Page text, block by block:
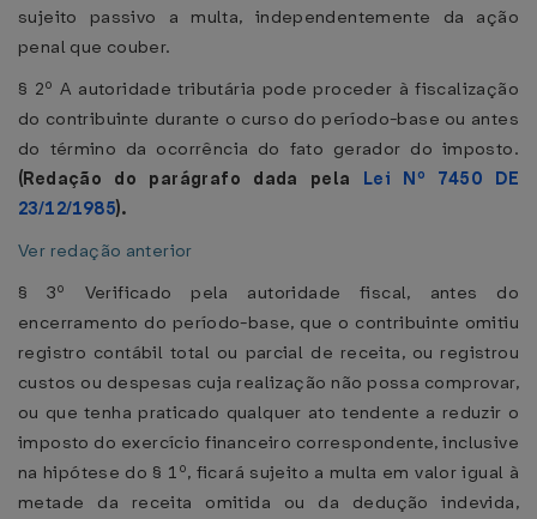
sujeito passivo a multa, independentemente da ação
penal que couber.
§ 2º A autoridade tributária pode proceder à fiscalização
do contribuinte durante o curso do período-base ou antes
do término da ocorrência do fato gerador do imposto.
(Redação do parágrafo dada pela Lei Nº 7450 DE
23/12/1985).
Ver redação anterior
§ 3º Verificado pela autoridade fiscal, antes do
encerramento do período-base, que o contribuinte omitiu
registro contábil total ou parcial de receita, ou registrou
custos ou despesas cuja realização não possa comprovar,
ou que tenha praticado qualquer ato tendente a reduzir o
imposto do exercício financeiro correspondente, inclusive
na hipótese do § 1º, ficará sujeito a multa em valor igual à
metade da receita omitida ou da dedução indevida,